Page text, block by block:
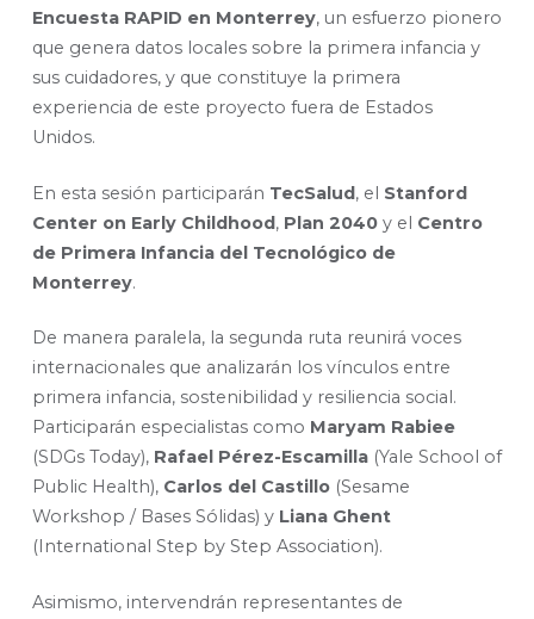
Encuesta RAPID en Monterrey, un esfuerzo pionero
que genera datos locales sobre la primera infancia y
sus cuidadores, y que constituye la primera
experiencia de este proyecto fuera de Estados
Unidos.
En esta sesión participarán TecSalud, el Stanford
Center on Early Childhood, Plan 2040 y el Centro
de Primera Infancia del Tecnológico de
Monterrey.
De manera paralela, la segunda ruta reunirá voces
internacionales que analizarán los vínculos entre
primera infancia, sostenibilidad y resiliencia social.
Participarán especialistas como Maryam Rabiee
(SDGs Today), Rafael Pérez-Escamilla (Yale School of
Public Health), Carlos del Castillo (Sesame
Workshop / Bases Sólidas) y Liana Ghent
(International Step by Step Association).
Asimismo, intervendrán representantes de